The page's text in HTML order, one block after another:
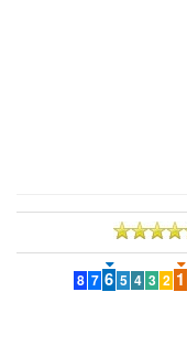
1
2
3
4
5
6
7
8